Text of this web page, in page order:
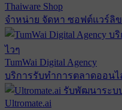
Thaiware Shop
จำหน่าย จัดหา ซอฟต์แวร์ลิ
TumWai Digital Agency
บริการรับทำการตลาดออนไ
Ultromate.ai